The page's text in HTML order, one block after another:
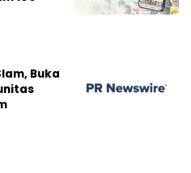
Buka